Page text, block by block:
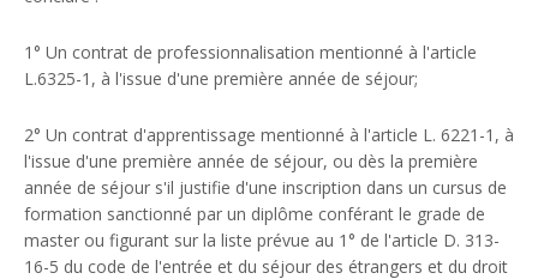
1° Un contrat de professionnalisation mentionné à l'article
L.6325-1, à l'issue d'une première année de séjour;
2° Un contrat d'apprentissage mentionné à l'article L. 6221-1, à
l'issue d'une première année de séjour, ou dès la première
année de séjour s'il justifie d'une inscription dans un cursus de
formation sanctionné par un diplôme conférant le grade de
master ou figurant sur la liste prévue au 1° de l'article D. 313-
16-5 du code de l'entrée et du séjour des étrangers et du droit